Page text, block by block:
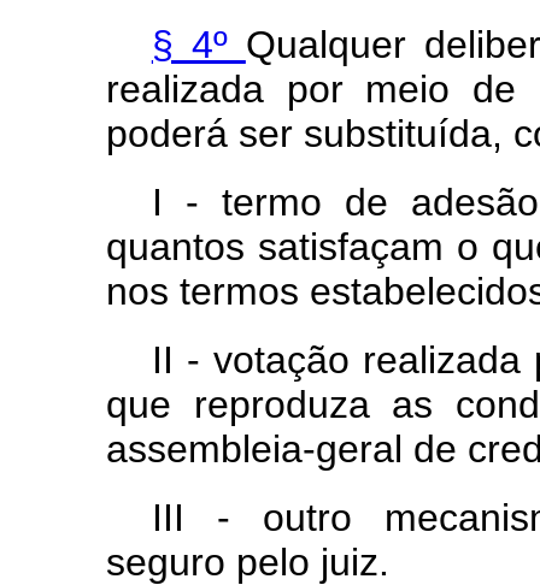
§ 4º Qualquer
realizada por meio de
poderá ser substituída,
I - termo de
quantos satisfaçam o
nos termos
II - votação
que reproduza as
assembleia-geral de
III - outro
seguro pelo juiz.